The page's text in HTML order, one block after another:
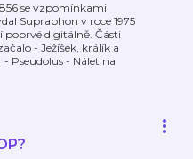
se vzpomínkami
Supraphon v roce 1975
digitálně. Části
- Ježíšek, králík a
Pseudolus - Nálet na